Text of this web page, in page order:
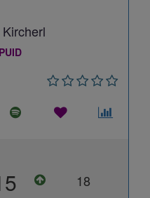
18